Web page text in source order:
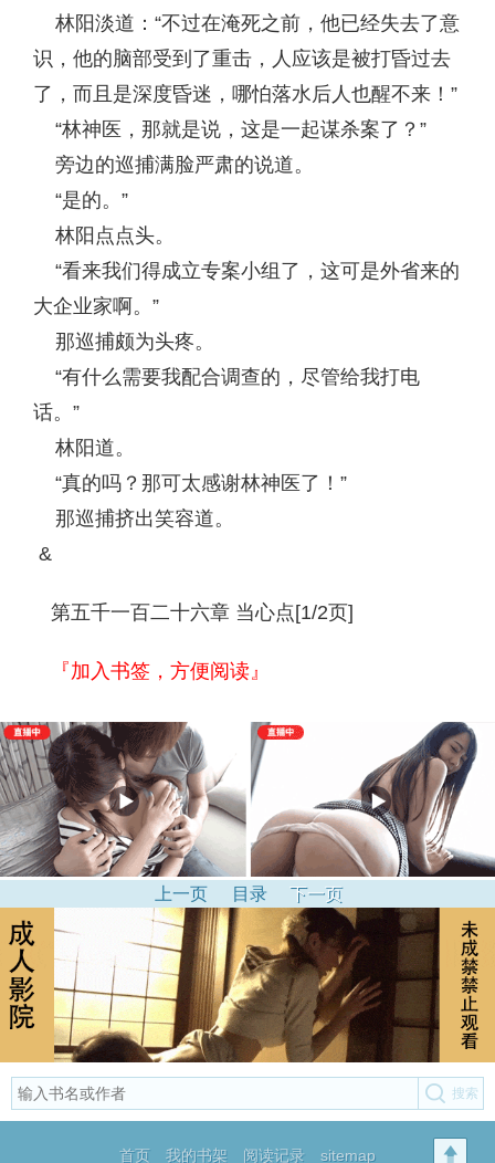
林阳淡道：“不过在淹死之前，他已经失去了意
识，他的脑部受到了重击，人应该是被打昏过去
了，而且是深度昏迷，哪怕落水后人也醒不来！”
“林神医，那就是说，这是一起谋杀案了？”
旁边的巡捕满脸严肃的说道。
“是的。”
林阳点点头。
“看来我们得成立专案小组了，这可是外省来的
大企业家啊。”
那巡捕颇为头疼。
“有什么需要我配合调查的，尽管给我打电
话。”
林阳道。
“真的吗？那可太感谢林神医了！”
那巡捕挤出笑容道。
&
第五千一百二十六章 当心点[1/2页]
『加入书签，方便阅读』
上一页 目录 下一页
首页 我的书架 阅读记录 sitemap